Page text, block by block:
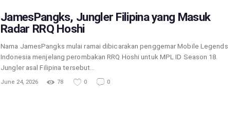
JamesPangks, Jungler Filipina yang Masuk
Radar RRQ Hoshi
Nama JamesPangks mulai ramai dibicarakan penggemar Mobile Legends
Indonesia menjelang perombakan RRQ Hoshi untuk MPL ID Season 18.
Jungler asal Filipina tersebut…
June 24, 2026 78 0 0